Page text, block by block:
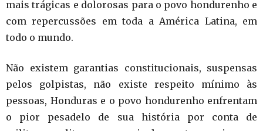
mais trágicas e dolorosas para o povo hondurenho e
com repercussões em toda a América Latina, em
todo o mundo.
Não existem garantias constitucionais, suspensas
pelos golpistas, não existe respeito mínimo às
pessoas, Honduras e o povo hondurenho enfrentam
o pior pesadelo de sua história por conta de